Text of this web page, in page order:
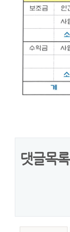
댓글목록